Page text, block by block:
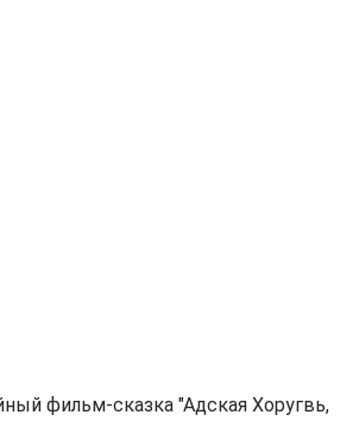
фильм-сказка "Адская Хоругвь,